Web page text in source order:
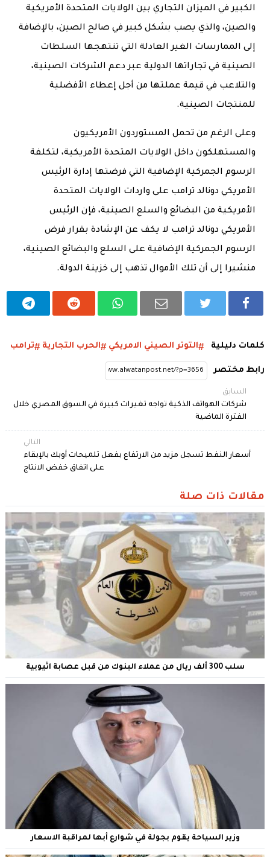
الكبير في الميزان التجاري بين الولايات المتحدة الأمريكية
والصين، والذي يصب بشكل كبير في صالح الصين، بالإضافة
إلى الممارسات الغير العادلة التي تنتهجها السلطات
الصينية في تجاراتها الدولية عبر دعم الشركات الصينية،
والتلاعب في قيمة عملتها من أجل إعطاء الأفضلية
للمنتجات الصينية.
وعلى الرغم من تحمل المستوردون الأمريكيون
والمستهلكون داخل الولايات المتحدة الأمريكية، لتكلفة
الرسوم الجمركية الإضافية التي فرضتها إدارة الرئيس
الأمريكي دونالد ترامب على واردات الولايات المتحدة
الأمريكية من البضائع والسلع الصينية، فإن الرئيس
الأمريكي دونالد ترامب لا يكف عن الإشادة بقرار فرض
الرسوم الجمركية الإضافية على السلع والبضائع الصينية،
منشيرا إلى أن تلك الأموال تذهب إلى خزينة الدولة.
كلمات دليلية التوتر الصيني الامريكي الحرب التجارية ترامب
رابط مختصر
السابق
شركات الهواتف الذكية تواجه تغيرات كبيرة في السوق المصري خلال
الفترة الماضية
التالي
أسعار النفط تسجل مزيد من الارتفاع بفعل تلميحات أوبك بالإبقاء
على اتفاق خفض الانتاج
مقالات ذات صلة
سلب 300 ألف ريال من عملاء البنوك من قبل عصابة اثيوبية
وزير السياحة يقوم بجولة في شوارع أبها لمراقبة الاسعار